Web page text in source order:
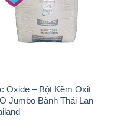
Oxide – Bột Kẽm Oxit
Jumbo Bành Thái Lan